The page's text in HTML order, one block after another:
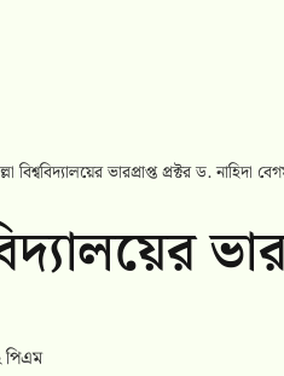
বিশ্ববিদ্যালয়ের ভারপ্রাপ্ত প্রক্টর ড. নাহিদা